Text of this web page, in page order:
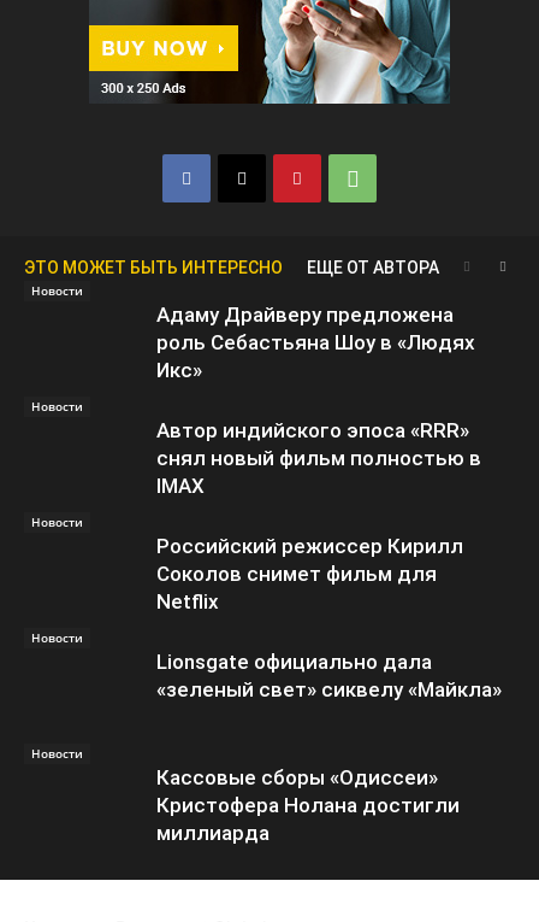
ЭТО МОЖЕТ БЫТЬ ИНТЕРЕСНО ЕЩЕ ОТ АВТОРА
Новости
Адаму Драйверу предложена
роль Себастьяна Шоу в «Людях
Икс»
Новости
Автор индийского эпоса «RRR»
снял новый фильм полностью в
IMAX
Новости
Российский режиссер Кирилл
Соколов снимет фильм для
Netflix
Новости
Lionsgate официально дала
«зеленый свет» сиквелу «Майкла»
Новости
Кассовые сборы «Одиссеи»
Кристофера Нолана достигли
миллиарда